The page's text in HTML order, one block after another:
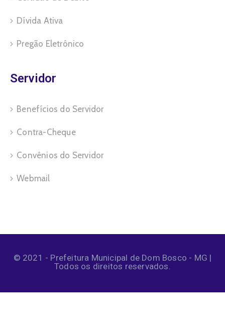
Dívida Ativa
Pregão Eletrônico
Servidor
Benefícios do Servidor
Contra-Cheque
Convênios do Servidor
Webmail
© 2021 - Prefeitura Municipal de Dom Bosco - MG |
Todos os direitos reservados.